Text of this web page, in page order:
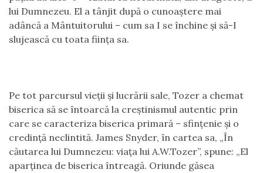
lui Dumnezeu. El a tânjit după o cunoaştere mai
adâncă a Mântuitorului – cum sa I se închine şi să-I
slujească cu toata fiinţa sa.
Pe tot parcursul vieţii şi lucrării sale, Tozer a chemat
biserica să se întoarcă la creştinismul autentic prin
care se caracteriza biserica primară – sfinţenie şi o
credinţă neclintită. James Snyder, în cartea sa, „În
căutarea lui Dumnezeu: viaţa lui A.W.Tozer”, spune: „El
aparţinea de biserica întreagă. Oriunde găsea